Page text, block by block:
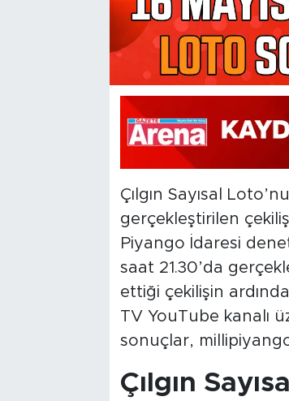
Çılgın Sayısal
gerçekleştirilen
Piyango İdaresi
saat 21.30’da
ettiği çekilişin
TV YouTube kanalı
sonuçlar,
Çılgın